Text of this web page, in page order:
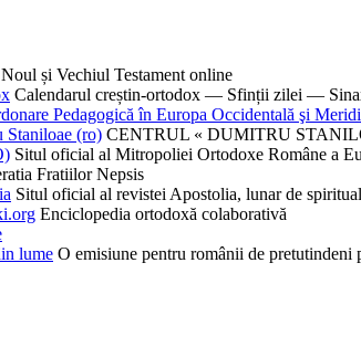
Noul și Vechiul Testament online
Calendarul creștin-ortodox — Sfinții zilei —
Pedagogică în Europa Occidentală şi
Staniloae (ro) CENTRUL « DUMITRU
Situl oficial al Mitropoliei Ortodoxe Române a
Fratiilor Nepsis
Situl oficial al revistei Apostolia, lunar de
Enciclopedia ortodoxă colaborativă
lume O emisiune pentru românii de